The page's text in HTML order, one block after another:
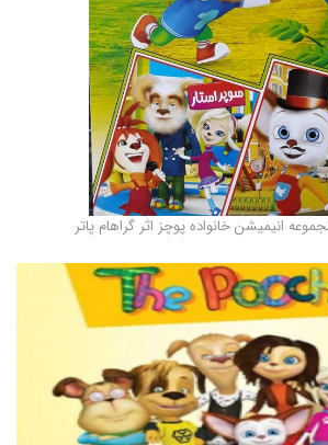
انیمیشن خانواده پوچز اثر گراهام پاتر